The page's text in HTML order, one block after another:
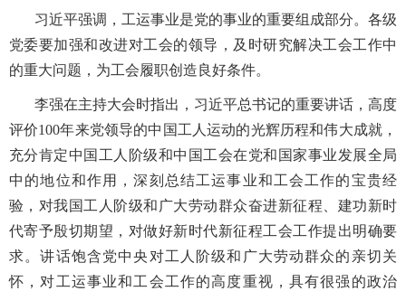
习近平强调，工运事业是党的事业的重要组成部分。各级
党委要加强和改进对工会的领导，及时研究解决工会工作中
的重大问题，为工会履职创造良好条件。
李强在主持大会时指出，习近平总书记的重要讲话，高度
评价100年来党领导的中国工人运动的光辉历程和伟大成就，
充分肯定中国工人阶级和中国工会在党和国家事业发展全局
中的地位和作用，深刻总结工运事业和工会工作的宝贵经
验，对我国工人阶级和广大劳动群众奋进新征程、建功新时
代寄予殷切期望，对做好新时代新征程工会工作提出明确要
求。讲话饱含党中央对工人阶级和广大劳动群众的亲切关
怀，对工运事业和工会工作的高度重视，具有很强的政治